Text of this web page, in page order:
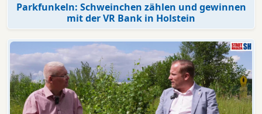
Parkfunkeln: Schweinchen zählen und gewinnen
mit der VR Bank in Holstein